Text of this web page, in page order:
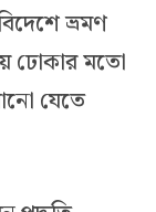
ভ্রমণ
ঢোকার মতো
যেতে